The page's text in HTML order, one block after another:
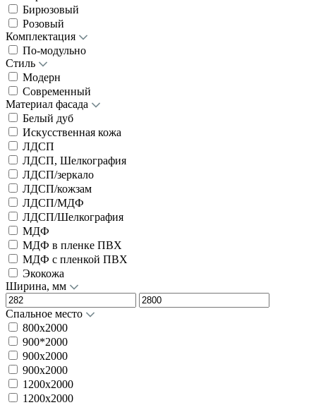
Бирюзовый
Розовый
Комплектация
По-модульно
Стиль
Модерн
Современный
Материал фасада
Белый дуб
Искусственная кожа
ЛДСП
ЛДСП, Шелкография
ЛДСП/зеркало
ЛДСП/кожзам
ЛДСП/МДФ
ЛДСП/Шелкография
МДФ
МДФ в пленке ПВХ
МДФ с пленкой ПВХ
Экокожа
Ширина, мм
Спальное место
800x2000
900*2000
900x2000
900х2000
1200x2000
1200х2000